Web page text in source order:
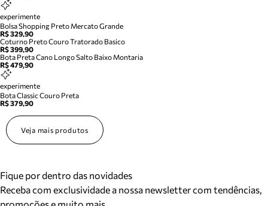
experimente
Bolsa Shopping Preto Mercato Grande
R$ 329,90
Coturno Preto Couro Tratorado Basico
R$ 399,90
Bota Preta Cano Longo Salto Baixo Montaria
R$ 479,90
experimente
Bota Classic Couro Preta
R$ 379,90
Veja mais produtos
Fique por dentro das novidades
Receba com exclusividade a nossa newsletter com tendências,